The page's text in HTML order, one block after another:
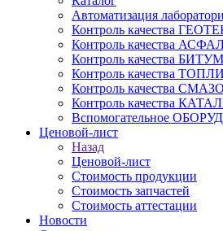
Автоматизация
Контроль качества
Контроль качества
Контроль качества
Контроль качества
Контроль качества
Контроль качества
Вспомогательное
Ценовой-лист
Назад
Ценовой-лист
Стоимость продукции
Стоимость запчастей
Стоимость аттестации
Новости